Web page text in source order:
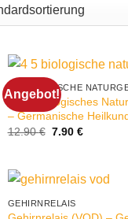
Angebot!
4. BIOLOGISCHE
4.+5. Biologisches
– Germanische
12.90€ Ursprünglicher
7.90 €Aktueller
GEHIRNRELAIS